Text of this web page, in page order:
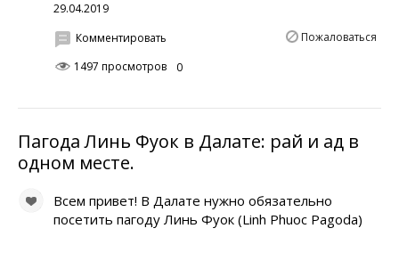
29.04.2019
Пожаловаться
Комментировать
1497 просмотров
0
Пагода Линь Фуок в Далате: рай и ад в
одном месте.
Всем привет! В Далате нужно обязательно
посетить пагоду Линь Фуок (Linh Phuoc Pagoda)